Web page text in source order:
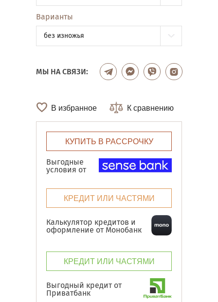
Варианты
без изножья
МЫ НА СВЯЗИ:
В избранное К сравнению
КУПИТЬ В РАССРОЧКУ
Выгодные
условия от
КРЕДИТ ИЛИ ЧАСТЯМИ
Калькулятор кредитов и
оформление от Монобанк
КРЕДИТ ИЛИ ЧАСТЯМИ
Выгодный кредит от
Приватбанк